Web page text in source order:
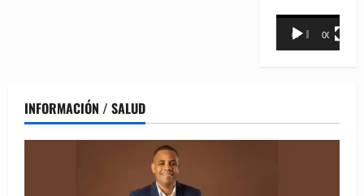
Reproductor
00:00 00:31
INFORMACIÓN / SALUD